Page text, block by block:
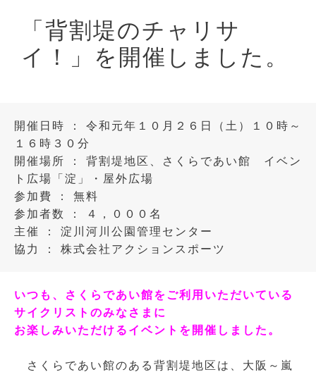
「背割堤のチャリサ
イ！」を開催しました。
開催日時 ： 令和元年１０月２６日（土）１０時～
１６時３０分
開催場所 ： 背割堤地区、さくらであい館 イベン
ト広場「淀」・屋外広場
参加費 ： 無料
参加者数 ： ４，０００名
主催 ： 淀川河川公園管理センター
協力 ： 株式会社アクションスポーツ
いつも、さくらであい館をご利用いただいている
サイクリストのみなさまに
お楽しみいただけるイベントを開催しました。
さくらであい館のある背割堤地区は、大阪～嵐